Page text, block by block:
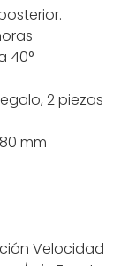
40°
2 piezas
mm
Velocidad